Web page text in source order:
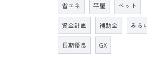
省エネ 平屋 ペット
資金計画 補助金 みら
長期優良 GX